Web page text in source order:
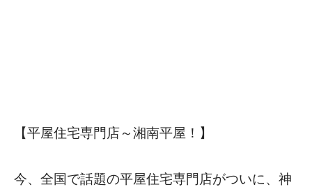
【平屋住宅専門店～湘南平屋！】
今、全国で話題の平屋住宅専門店がついに、神